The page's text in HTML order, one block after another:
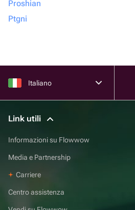
Proshian
Ptgni
Italiano
Link utili
Informazioni su Flowwow
Media e Partnership
Carriere
Centro assistenza